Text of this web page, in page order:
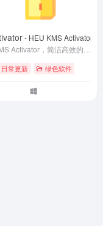
- HEU KMS Activator
日常更新 绿色软件